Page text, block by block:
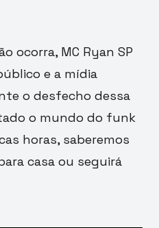
ocorra, MC Ryan SP
e a mídia
o desfecho dessa
o mundo do funk
horas, saberemos
casa ou seguirá